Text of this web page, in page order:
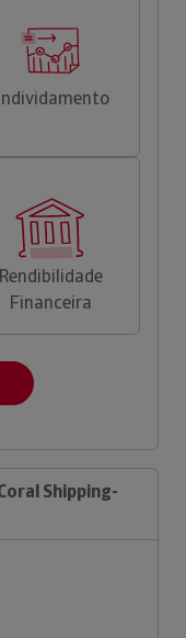
Rendibilidade
Financeira
Shipping-